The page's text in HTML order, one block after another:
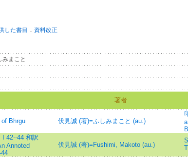
した書目 ． 資料改正
まこと
著者
Bhrgu 伏見誠 (著)=ふしみまこと (au.)
42--44 和訳
Annoted
伏見誠 (著)=Fushimi, Makoto (au.)